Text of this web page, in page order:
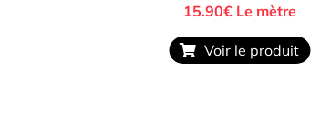
15.90€Le mètre
Voir le produit